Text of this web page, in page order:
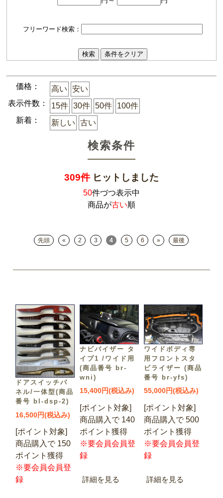
フリーワード検索：
価格： 高い
安い
表示件数：
15件 30件 50件
100件
新着：
新しい 古い
検索条件
309件ヒットしました
50件づつ表示中
商品が古い順
先頭 « 2 3 4 5 6 » 最後
ドアスイッチパ
ネル/一体型(商品
番号 bl-dsp-2)
16,500円(税込み)
[ポイント対象]
商品購入で 150
ポイント獲得
※要会員会員登
録
ナビバイザー タ
イプ1 /ワイド用
(商品番号 br-
wni)
15,400円(税込み)
[ポイント対象]
商品購入で 140
ポイント獲得
※要会員会員登
録
詳細を見る
ワイドボディ専
用フロントスタ
ビライザー (商品
番号 br-yfs)
55,000円(税込み)
[ポイント対象]
商品購入で 500
ポイント獲得
※要会員会員登
録
詳細を見る